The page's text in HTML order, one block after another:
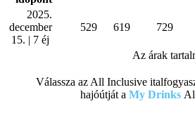
2025.
december
15. | 7 éj
529 619 729
Az árak
Válassza az All Inclusive
hajóútját a My Drinks